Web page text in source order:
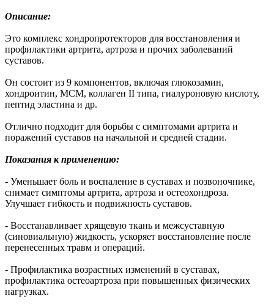
Описание:
Это комплекс хондропротекторов для восстановления и
профилактики артрита, артроза и прочих заболеваний
суставов.
Он состоит из 9 компонентов, включая глюкозамин,
хондроитин, МСМ, коллаген II типа, гиалуроновую кислоту,
пептид эластина и др.
Отлично подходит для борьбы с симптомами артрита и
поражений суставов на начальной и средней стадии.
Показания к применению:
- Уменьшает боль и воспаление в суставах и позвоночнике,
снимает симптомы артрита, артроза и остеохондроза.
Улучшает гибкость и подвижность суставов.
- Восстанавливает хрящевую ткань и межсуставную
(синовиальную) жидкость, ускоряет восстановление после
перенесенных травм и операций.
- Профилактика возрастных изменений в суставах,
профилактика остеоартроза при повышенных физических
нагрузках.